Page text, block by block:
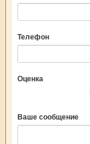
Телефон
Оценка
Ваше сообщение